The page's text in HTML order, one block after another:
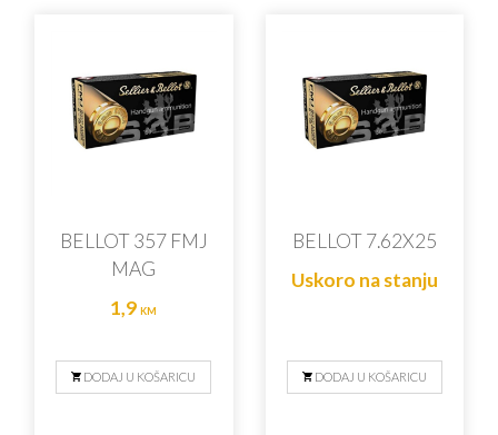
BELLOT 357 FMJ
MAG
1,9KM
DODAJ U KOŠARICU
BELLOT 7.62X25
Uskoro na stanju
DODAJ U KOŠARICU